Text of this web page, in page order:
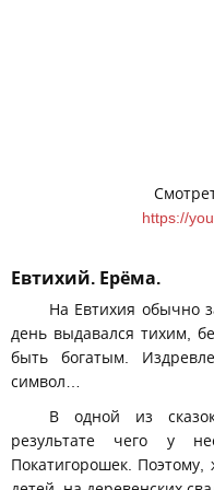
https://
Евтихий. Ерёма.
На Евтихия обычно
день выдавался тихим,
быть богатым.
символ…
В одной из
результате чего у
Покатигорошек.